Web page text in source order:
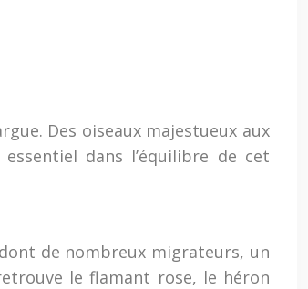
Des oiseaux majestueux aux
dans l’équilibre de cet
de nombreux migrateurs, un
le flamant rose, le héron